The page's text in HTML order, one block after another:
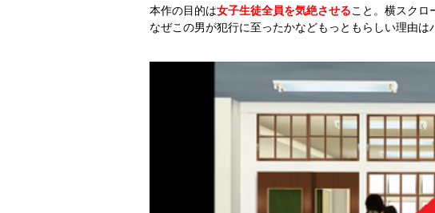
本作の目的は女子生徒全員を気絶させること。横スクロ
なぜこの男が犯行に至ったかなどもっともらしい理由は